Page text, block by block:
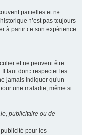
partielles et ne
n’est pas toujours
à partir de son expérience
et ne peuvent être
faut donc respecter les
jamais indiquer qu’un
une maladie, même si
publicitaire ou de
pour les